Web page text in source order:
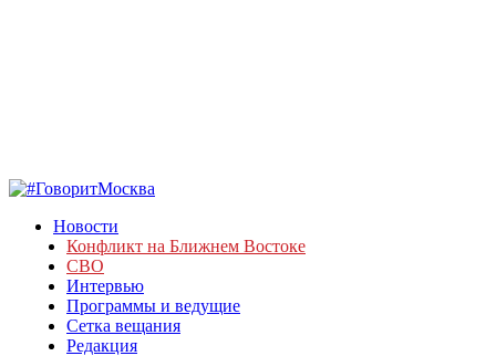
Новости
Конфликт на Ближнем Востоке
СВО
Интервью
Программы и ведущие
Сетка вещания
Редакция